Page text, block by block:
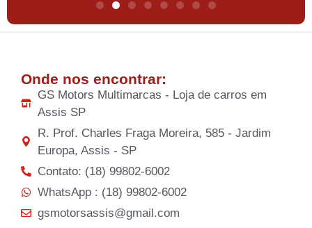
Onde nos encontrar:
GS Motors Multimarcas - Loja de carros em
Assis SP
R. Prof. Charles Fraga Moreira, 585 - Jardim
Europa, Assis - SP
Contato: (18) 99802-6002
WhatsApp : (18) 99802-6002
gsmotorsassis@gmail.com